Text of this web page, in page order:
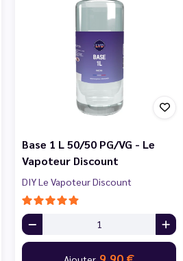
Base 1 L 50/50 PG/VG - Le
Vapoteur Discount
DIY Le Vapoteur Discount